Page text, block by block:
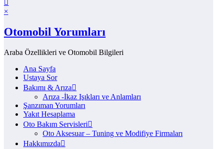
×
Otomobil Yorumları
Araba Özellikleri ve Otomobil Bilgileri
Ana Sayfa
Ustaya Sor
Bakımı & Arıza
Arıza -İkaz Işıkları ve Anlamları
Şanzıman Yorumları
Yakıt Hesaplama
Oto Bakım Servisleri
Oto Aksesuar – Tuning ve Modifiye Firmaları
Hakkımızda